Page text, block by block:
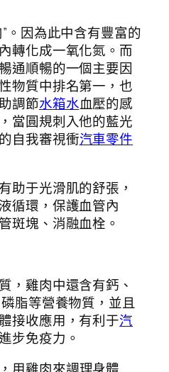
。因為此中含有豐富的
轉化成一氧化氮。而
通順暢的一個主要因
物質中排名第一，也
調節水箱水血壓的感
當圓規刺入他的藍光
自我審視衝汽車零件
助于光滑肌的舒張，
循環，保護血管內
斑塊、消融血栓。
，雞肉中還含有鈣、
脂等營養物質，並且
接收應用，有利于汽
步免疫力。